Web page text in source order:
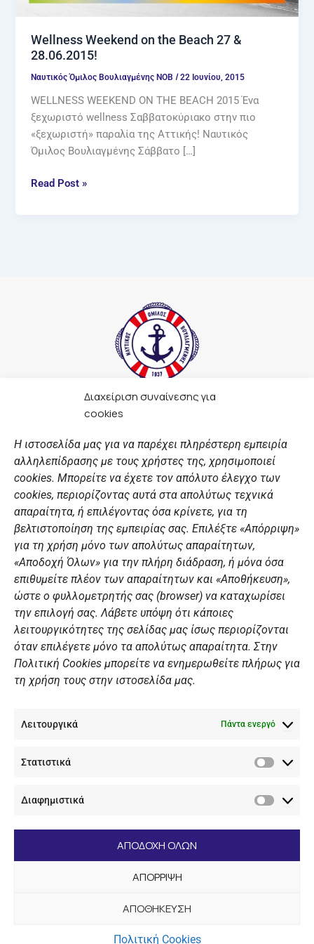
Διαχείριση συναίνεσης για
cookies
Η ιστοσελίδα μας για να παρέχει πληρέστερη εμπειρία
αλληλεπίδρασης με τους χρήστες της, χρησιμοποιεί
cookies. Μπορείτε να έχετε τον απόλυτο έλεγχο των
cookies, περιορίζοντας αυτά στα απολύτως τεχνικά
απαραίτητα, ή επιλέγοντας όσα κρίνετε, για τη
βελτιστοποίηση της εμπειρίας σας. Επιλέξτε «Απόρριψη»
για τη χρήση μόνο των απολύτως απαραίτητων,
«Αποδοχή Όλων» για την πλήρη διάδραση, ή μόνα όσα
επιθυμείτε πλέον των απαραίτητων και «Αποθήκευση»,
ώστε ο φυλλομετρητής σας (browser) να καταχωρίσει
την επιλογή σας. Λάβετε υπόψη ότι κάποιες
λειτουργικότητες της σελίδας μας ίσως περιορίζονται
όταν επιλέγετε μόνο τα απολύτως απαραίτητα. Στην
Πολιτική Cookies μπορείτε να ενημερωθείτε πλήρως για
τη χρήση τους στην ιστοσελίδα μας.
Λειτουργικά Πάντα ενεργό
Στατιστικά
Διαφημιστικά
ΑΠΟΔΟΧΗ ΟΛΩΝ
ΑΠΟΡΡΙΨΗ
ΑΠΟΘΗΚΕΥΣΗ
Πολιτική Cookies
Wellness Weekend on the Beach 27 &
28.06.2015!
Ναυτικός Όμιλος Βουλιαγμένης ΝΟΒ /22 Ιουνίου, 2015
WELLNESS WEEKEND ON THE BEACH 2015 Ένα
ξεχωριστό wellness Σαββατοκύριακο στην πιο
«ξεχωριστή» παραλία της Αττικής! Ναυτικός
Όμιλος Βουλιαγμένης Σάββατο […]
Read Post »
F
a
e
b
o
o
k
t
a
g
r
a
m
t
u
b
e
n
k
e
d
i
n
ΣΎΝΔΕΣΜΟΙ
Αθλητικές σχολές
Διάπλους
Χορηγοί
Summer Camp
ΠΡΟΣΩΠΙΚΑ ΔΕΔΟΜΕΝΑ
Πολιτική Ιστοσελίδας
Πολιτική Cookies Iστοσελίδας
Γενική Πολιτική ΝΟΒ
Ενημέρωση Summer Camp
ΕΠΙΚΟΙΝΩΝΊΑ
+30 210 89 62 416
Ναυτικός Όμιλος Βουλιαγμένης Λαιμός Βουλιαγμένης